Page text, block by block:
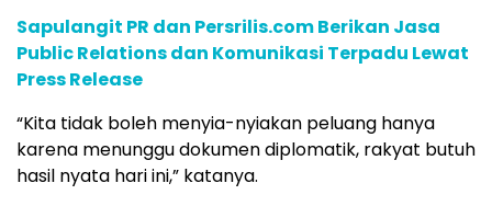
Sapulangit PR dan Persrilis.com Berikan Jasa
Public Relations dan Komunikasi Terpadu Lewat
Press Release
“Kita tidak boleh menyia-nyiakan peluang hanya
karena menunggu dokumen diplomatik, rakyat butuh
hasil nyata hari ini,” katanya.